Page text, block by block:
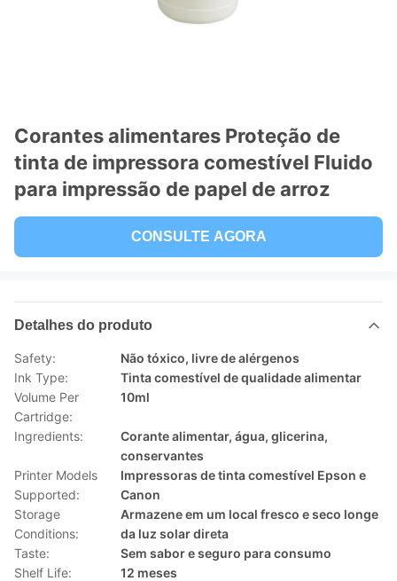
Corantes alimentares Proteção de
tinta de impressora comestível Fluido
para impressão de papel de arroz
CONSULTE AGORA
Detalhes do produto
Safety:
Não tóxico, livre de alérgenos
Ink Type:
Tinta comestível de qualidade alimentar
Volume Per
Cartridge:
10ml
Ingredients:
Corante alimentar, água, glicerina,
conservantes
Printer Models
Supported:
Impressoras de tinta comestível Epson e
Canon
Storage
Conditions:
Armazene em um local fresco e seco longe
da luz solar direta
Taste:
Sem sabor e seguro para consumo
Shelf Life:
12 meses